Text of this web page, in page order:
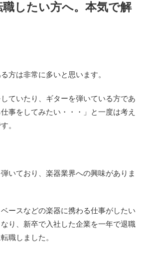
したい方へ。本気で解
方は非常に多いと思います。
ていたり、ギターを弾いている方であ
事をしてみたい・・・」と一度は考え
。
いており、楽器業界への興味がありま
ースなどの楽器に携わる仕事がしたい
り、新卒で入社した企業を一年で退職
職しました。